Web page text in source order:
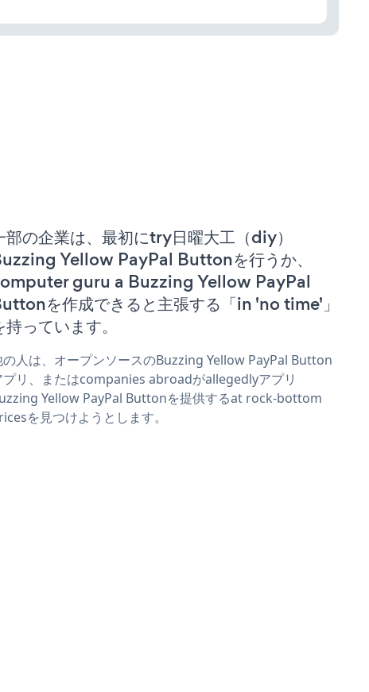
部の企業は、最初にtry日曜大工（diy）
Yellow PayPal Buttonを行うか、
guru a Buzzing Yellow PayPal
を作成できると主張する「in 'no time'」
持っています。
の人は、オープンソースのBuzzing Yellow PayPal Button
プリ、またはcompanies abroadがallegedlyアプリ
Yellow PayPal Buttonを提供するat rock-bottom
を見つけようとします。